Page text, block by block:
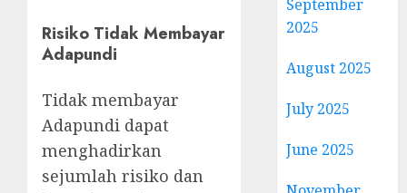
Risiko Tidak Membayar
Adapundi
Tidak membayar
Adapundi dapat
menghadirkan
sejumlah risiko dan
September
2025
August 2025
July 2025
June 2025